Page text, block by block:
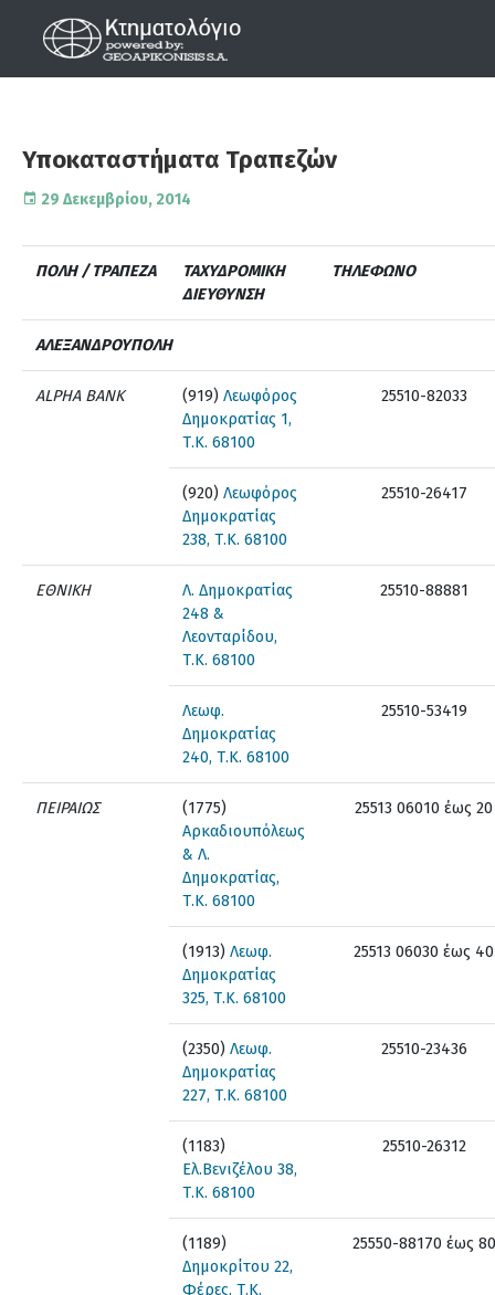
Υποκαταστήματα Τραπεζών
29 Δεκεμβρίου, 2014
ΠΟΛΗ / ΤΡΑΠΕΖΑ
ΤΑΧΥΔΡΟΜΙΚΗ
ΔΙΕΥΘΥΝΣΗ
ΤΗΛΕΦΩΝΟ
ΑΛΕΞΑΝΔΡΟΥΠΟΛΗ
ALPHA BANK (919) Λεωφόρος
Δημοκρατίας 1,
Τ.Κ. 68100
25510-82033
(920) Λεωφόρος
Δημοκρατίας
238, Τ.Κ. 68100
25510-26417
ΕΘΝΙΚΗ
Λ. Δημοκρατίας
248 &
Λεονταρίδου,
Τ.Κ. 68100
25510-88881
Λεωφ.
Δημοκρατίας
240, Τ.Κ. 68100
25510-53419
ΠΕΙΡΑΙΩΣ
(1775)
Αρκαδιουπόλεως
& Λ.
Δημοκρατίας,
Τ.Κ. 68100
25513 06010 έως 20
(1913) Λεωφ.
Δημοκρατίας
325, Τ.Κ. 68100
25513 06030 έως 40
(2350) Λεωφ.
Δημοκρατίας
227, Τ.Κ. 68100
25510-23436
(1183)
Ελ.Βενιζέλου 38,
Τ.Κ. 68100
25510-26312
(1189)
Δημοκρίτου 22,
Φέρες, Τ.Κ.
25550-88170 έως 80